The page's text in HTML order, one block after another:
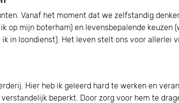
Vanaf het moment dat we zelfstandig
op mijn boterham) en levensbepalende keuzen
in loondienst). Het leven stelt ons voor allerlei
Hier heb ik geleerd hard te werken en
beperkt. Door zorg voor hem te